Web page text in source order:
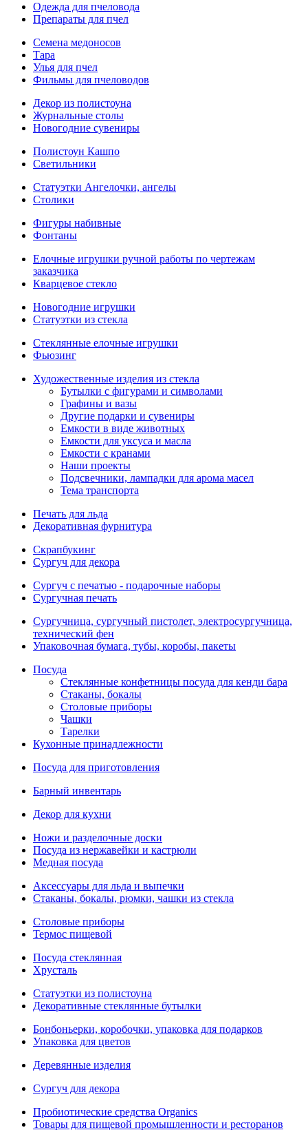
Одежда для пчеловода
Препараты для пчел
Семена медоносов
Тара
Улья для пчел
Фильмы для пчеловодов
Декор из полистоуна
Журнальные столы
Новогодние сувениры
Полистоун Кашпо
Светильники
Статуэтки Ангелочки, ангелы
Столики
Фигуры набивные
Фонтаны
Елочные игрушки ручной работы по чертежам
заказчика
Кварцевое стекло
Новогодние игрушки
Статуэтки из стекла
Стеклянные елочные игрушки
Фьюзинг
Художественные изделия из стекла
Бутылки с фигурами и символами
Графины и вазы
Другие подарки и сувениры
Емкости в виде животных
Емкости для уксуса и масла
Емкости с кранами
Наши проекты
Подсвечники, лампадки для арома масел
Тема транспорта
Печать для льда
Декоративная фурнитура
Скрапбукинг
Сургуч для декора
Сургуч с печатью - подарочные наборы
Сургучная печать
Сургучница, сургучный пистолет, электросургучница,
технический фен
Упаковочная бумага, тубы, коробы, пакеты
Посуда
Стеклянные конфетницы посуда для кенди бара
Стаканы, бокалы
Столовые приборы
Чашки
Тарелки
Кухонные принадлежности
Посуда для приготовления
Барный инвентарь
Декор для кухни
Ножи и разделочные доски
Посуда из нержавейки и кастрюли
Медная посуда
Аксессуары для льда и выпечки
Стаканы, бокалы, рюмки, чашки из стекла
Столовые приборы
Термос пищевой
Посуда стеклянная
Хрусталь
Статуэтки из полистоуна
Декоративные стеклянные бутылки
Бонбоньерки, коробочки, упаковка для подарков
Упаковка для цветов
Деревянные изделия
Сургуч для декора
Пробиотические средства Organics
Товары для пищевой промышленности и ресторанов